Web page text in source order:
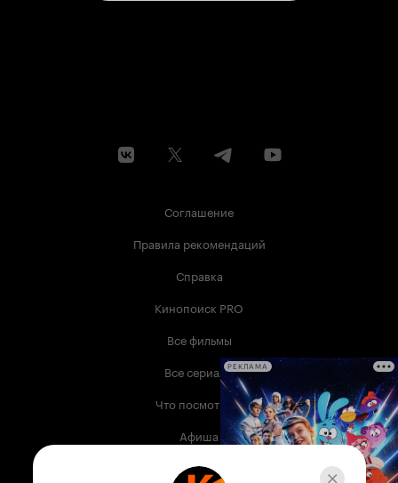
Соглашение
Правила рекомендаций
Справка
Кинопоиск PRO
Все фильмы
Все сериалы
Что посмотреть
Афиша
Музыка
РЕКЛАМА